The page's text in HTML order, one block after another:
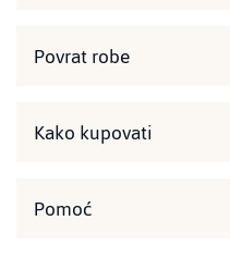
Povrat robe
Kako kupovati
Pomoć